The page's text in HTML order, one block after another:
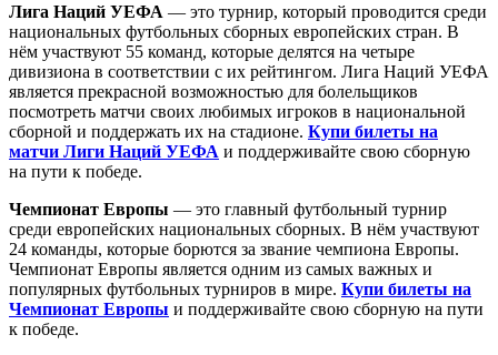
Лига Наций УЕФА — это турнир, который проводится среди
национальных футбольных сборных европейских стран. В
нём участвуют 55 команд, которые делятся на четыре
дивизиона в соответствии с их рейтингом. Лига Наций УЕФА
является прекрасной возможностью для болельщиков
посмотреть матчи своих любимых игроков в национальной
сборной и поддержать их на стадионе. Купи билеты на
матчи Лиги Наций УЕФА и поддерживайте свою сборную
на пути к победе.
Чемпионат Европы — это главный футбольный турнир
среди европейских национальных сборных. В нём участвуют
24 команды, которые борются за звание чемпиона Европы.
Чемпионат Европы является одним из самых важных и
популярных футбольных турниров в мире. Купи билеты на
Чемпионат Европы и поддерживайте свою сборную на пути
к победе.